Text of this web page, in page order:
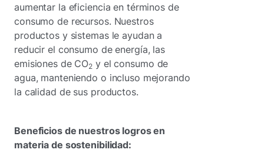
aumentar la eficiencia en términos de
consumo de recursos. Nuestros
productos y sistemas le ayudan a
reducir el consumo de energía, las
emisiones de CO2 y el consumo de
agua, manteniendo o incluso mejorando
la calidad de sus productos.
Beneficios de nuestros logros en
materia de sostenibilidad: